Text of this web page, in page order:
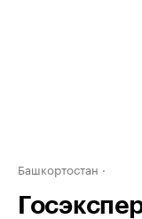
Башкортостан